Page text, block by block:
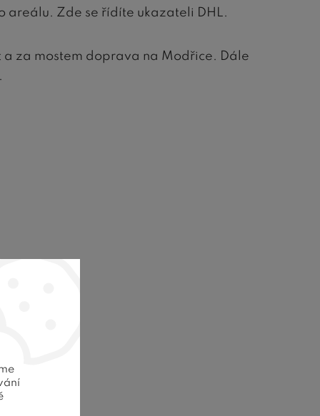
areálu. Zde se řídíte ukazateli DHL.
za mostem doprava na Modřice. Dále